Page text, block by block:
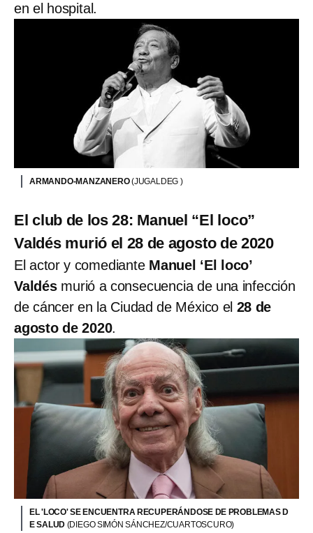
en el hospital.
ARMANDO-MANZANERO(JUGALDEG )
El club de los 28: Manuel “El loco”
Valdés murió el 28 de agosto de 2020
El actor y comediante Manuel ‘El loco’
Valdésmurió a consecuencia de una infección
de cáncer en la Ciudad de México el 28 de
agosto de 2020.
EL 'LOCO' SE ENCUENTRA RECUPERÁNDOSE DE PROBLEMAS D
E SALUD (DIEGO SIMÓN SÁNCHEZ/CUARTOSCURO)